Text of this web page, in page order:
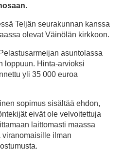
Teljän seurakunnan kanssa
olevat Väinölän kirkkoon.
asuntolassa
loppuun. Hinta-arvioksi
yli 35 000 euroa
sopimus sisältää ehdon,
eivät ole velvoitettuja
laittomasti maassa
ilman